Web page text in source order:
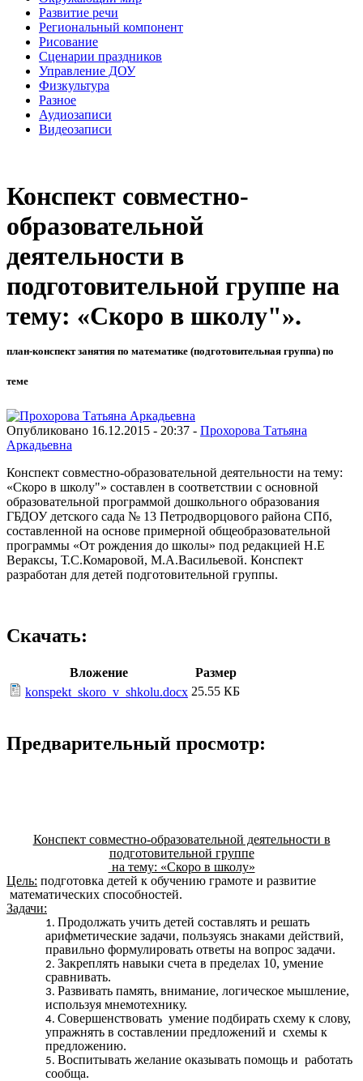
Развитие речи
Региональный компонент
Рисование
Сценарии праздников
Управление ДОУ
Физкультура
Разное
Аудиозаписи
Видеозаписи
Конспект совместно-
образовательной
деятельности в
подготовительной группе на
тему: «Скоро в школу"».
план-конспект занятия по математике (подготовительная группа) по
теме
Опубликовано 16.12.2015 - 20:37 - Прохорова Татьяна
Аркадьевна
Конспект совместно-образовательной деятельности на тему:
«Скоро в школу"» составлен в соответствии с основной
образовательной программой дошкольного образования
ГБДОУ детского сада № 13 Петродворцового района СПб,
составленной на основе примерной общеобразовательной
программы «От рождения до школы» под редакцией Н.Е
Вераксы, Т.С.Комаровой, М.А.Васильевой. Конспект
разработан для детей подготовительной группы.
Скачать:
Вложение
Размер
konspekt_skoro_v_shkolu.docx 25.55 КБ
Предварительный просмотр:
Конспект совместно-образовательной деятельности в
подготовительной группе
на тему: «Скоро в школу»
Цель: подготовка детей к обучению грамоте и развитие
математических способностей.
Задачи:
Продолжать учить детей составлять и решать
арифметические задачи, пользуясь знаками действий,
правильно формулировать ответы на вопрос задачи.
Закреплять навыки счета в пределах 10, умение
сравнивать.
Развивать память, внимание, логическое мышление,
используя мнемотехнику.
Совершенствовать умение подбирать схему к слову,
упражнять в составлении предложений и схемы к
предложению.
Воспитывать желание оказывать помощь и работать
сообща.